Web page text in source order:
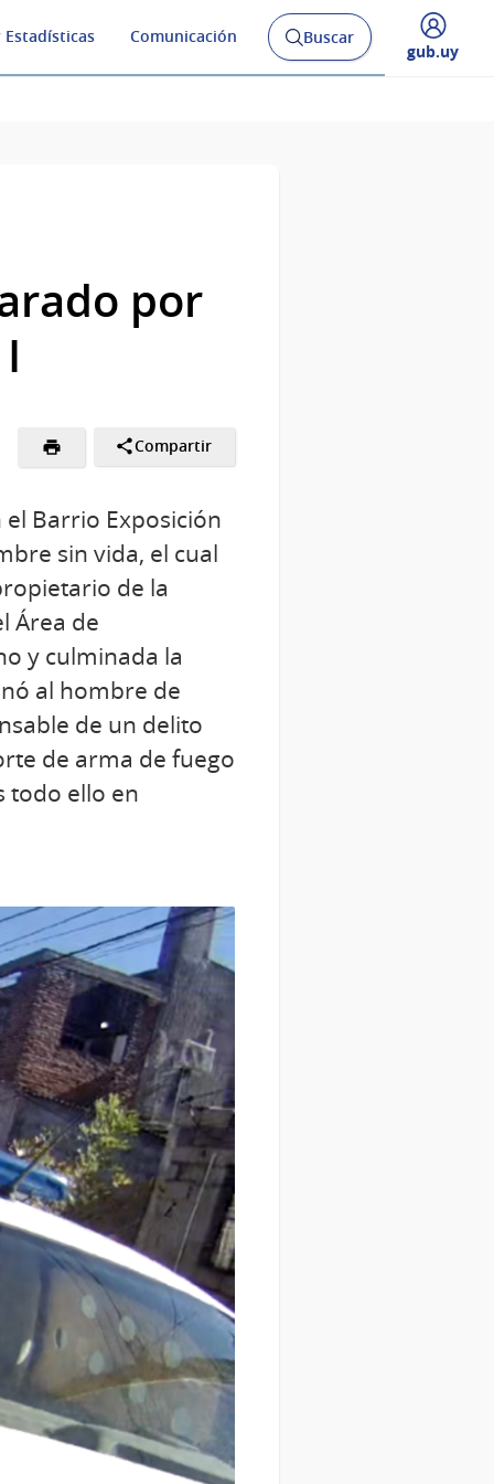
Estadísticas Comunicación
Abrir
buscador
Buscar
Desplegar
gub.uy
por
Compartir
Barrio Exposición
sin vida, el cual
de la
Área de
y culminada la
al hombre de
de un delito
de arma de fuego
todo ello en